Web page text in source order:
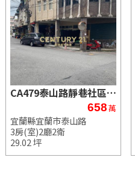
CA479泰山路靜巷社區公寓一樓
658萬
宜蘭縣宜蘭市泰山路
3房(室)2廳2衛
29.02 坪